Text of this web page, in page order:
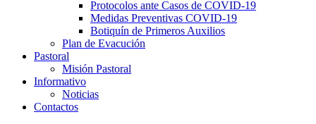
Protocolos ante Casos de COVID-19
Medidas Preventivas COVID-19
Botiquín de Primeros Auxilios
Plan de Evacución
Pastoral
Misión Pastoral
Informativo
Noticias
Contactos